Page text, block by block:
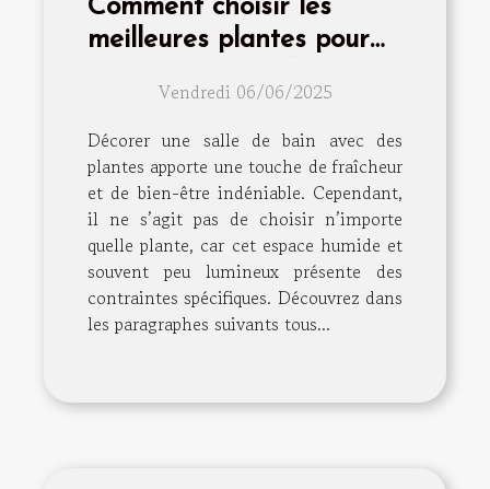
Comment choisir les
meilleures plantes pour
Vendredi 06/06/2025
Décorer une salle de bain avec des
plantes apporte une touche de fraîcheur
et de bien-être indéniable. Cependant,
il ne s’agit pas de choisir n’importe
quelle plante, car cet espace humide et
souvent peu lumineux présente des
contraintes spécifiques. Découvrez dans
les paragraphes suivants tous...